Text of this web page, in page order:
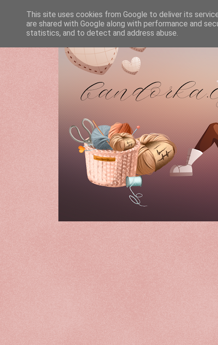
This site uses cookies from Google to deliver its
are shared with Google along with performance and
statistics, and to detect and address abuse.